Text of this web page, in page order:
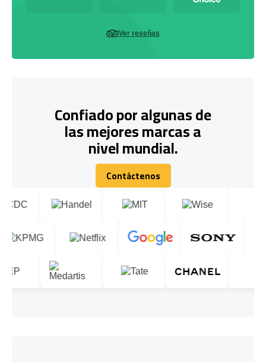
Ver reseñas
Confiado por algunas de
las mejores marcas a
nivel mundial.
Contáctenos
Contáctenos